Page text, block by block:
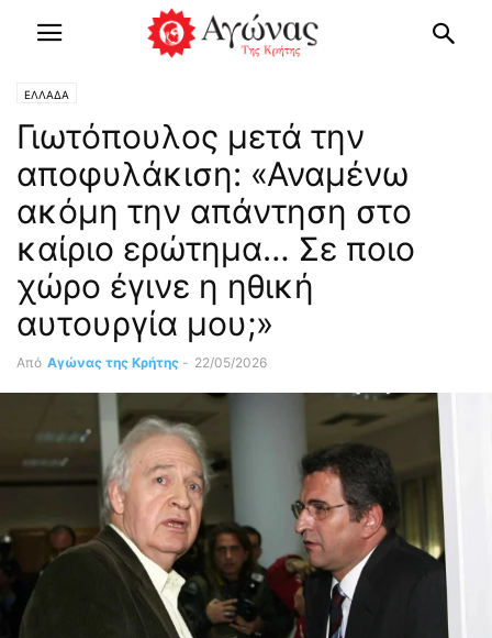
ΕΛΛΑΔΑ
Γιωτόπουλος μετά την
αποφυλάκιση: «Αναμένω
ακόμη την απάντηση στο
καίριο ερώτημα… Σε ποιο
χώρο έγινε η ηθική
αυτουργία μου;»
Από Αγώνας της Κρήτης - 22/05/2026